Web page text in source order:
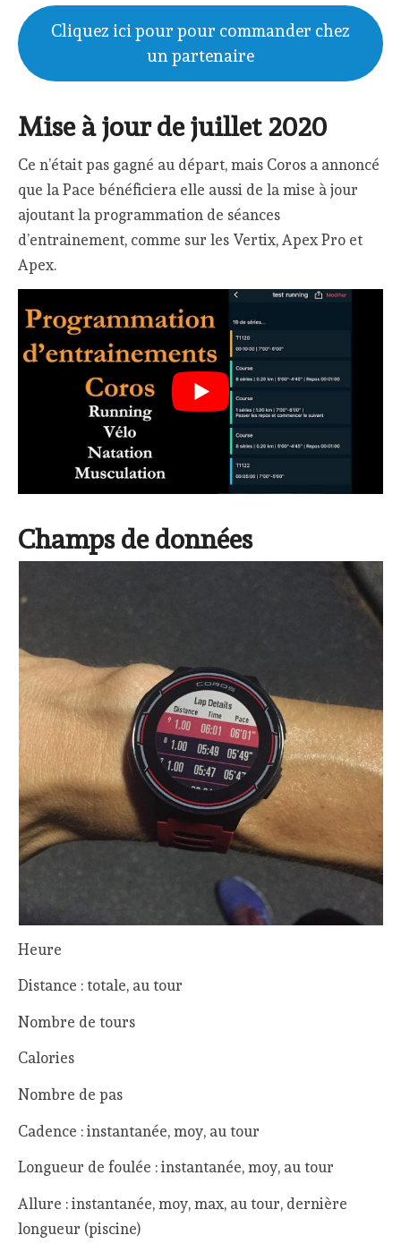
Cliquez ici pour pour commander chez
un partenaire
Mise à jour de juillet 2020
Ce n’était pas gagné au départ, mais Coros a annoncé
que la Pace bénéficiera elle aussi de la mise à jour
ajoutant la programmation de séances
d’entrainement, comme sur les Vertix, Apex Pro et
Apex.
Champs de données
Heure
Distance : totale, au tour
Nombre de tours
Calories
Nombre de pas
Cadence : instantanée, moy, au tour
Longueur de foulée : instantanée, moy, au tour
Allure : instantanée, moy, max, au tour, dernière
longueur (piscine)